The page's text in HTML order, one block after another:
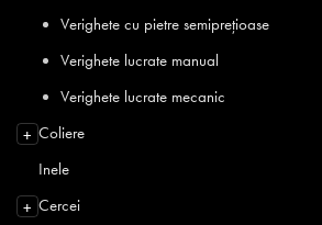
Verighete cu pietre semiprețioase
Verighete lucrate manual
Verighete lucrate mecanic
+ Coliere
Inele
+ Cercei